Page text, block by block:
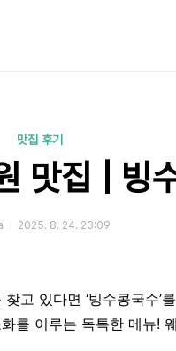
맛집 후기
맛집 | 빙
2025. 8. 24. 23:09
고 있다면 ‘빙수콩국수’
를 이루는 독특한 메뉴!